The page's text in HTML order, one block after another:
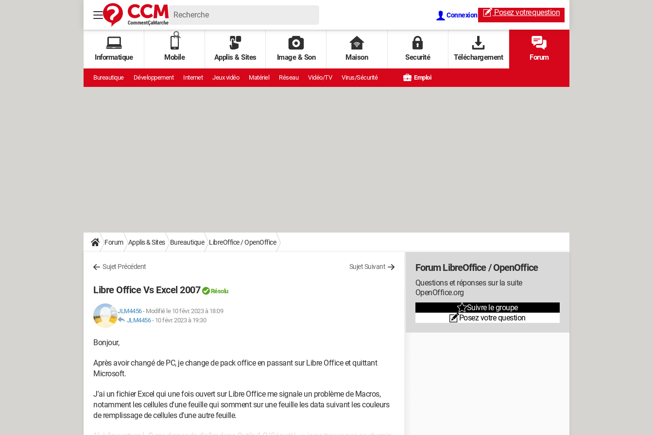
Connexion Posez votrequestion
Informatique Mobile Applis & Sites Image & Son Maison Securité Téléchargement Forum
Bureautique Développement Internet Jeux vidéo Matériel Réseau Vidéo/TV Virus/Sécurité Emploi
Forum Applis & Sites Bureautique LibreOffice / OpenOffice
Sujet Précédent Sujet Suivant
Libre Office Vs Excel 2007 Résolu
JLM4456- Modifié le 10 févr. 2023 à 18:09
JLM4456- 10 févr. 2023 à 19:30
Bonjour,
Après avoir changé de PC, je change de pack office en passant sur Libre Office et quittant
Microsoft.
J'ai un fichier Excel qui une fois ouvert sur Libre Office me signale un problème de Macros,
notamment les cellules d'une feuille qui somment sur une feuille les data suivant les couleurs
de remplissage de cellules d'une autre feuille.
Forum LibreOffice / OpenOffice
Questions et réponses sur la suite
OpenOffice.org
Suivre le groupe
Posez votre question